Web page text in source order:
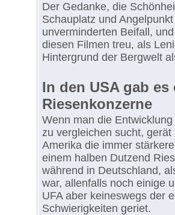
Der Gedanke, die
Schauplatz und
unverminderten Beifall,
diesen Filmen treu, als
Hintergrund der Bergwelt
In den USA gab
Riesenkonzerne
Wenn man die
zu vergleichen sucht,
Amerika die immer
einem halben Dutzend
während in Deutschland,
war, allenfalls noch einige
UFA aber keineswegs der
Schwierigkeiten geriet.